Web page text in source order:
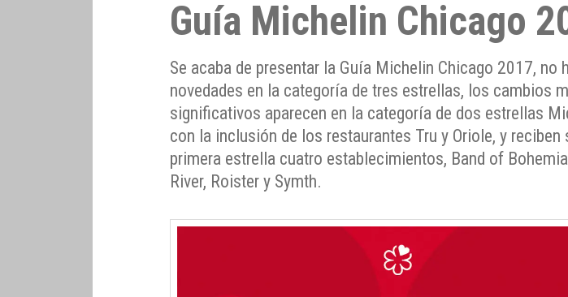
Guía Michelin Chicago
Se acaba de presentar la Guía Michelin Chicago 2017, no
novedades en la categoría de tres estrellas, los cambios
significativos aparecen en la categoría de dos estrellas
con la inclusión de los restaurantes Tru y Oriole, y reciben
primera estrella cuatro establecimientos, Band of
River, Roister y Symth.